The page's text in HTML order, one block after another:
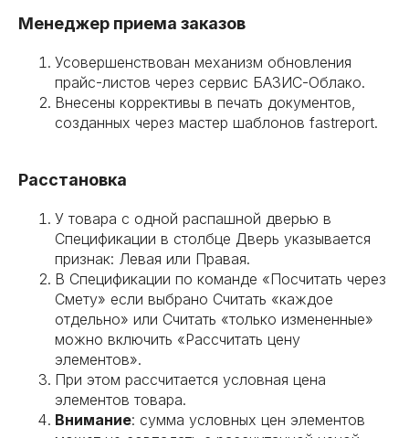
Менеджер приема заказов
Усовершенствован механизм обновления
прайс-листов через сервис БАЗИС-Облако.
Внесены коррективы в печать документов,
созданных через мастер шаблонов fastreport.
Расстановка
У товара с одной распашной дверью в
Спецификации в столбце Дверь указывается
признак: Левая или Правая.
В Спецификации по команде «Посчитать через
Смету» если выбрано Считать «каждое
отдельно» или Считать «только измененные»
можно включить «Рассчитать цену
элементов».
При этом рассчитается условная цена
элементов товара.
Внимание: сумма условных цен элементов